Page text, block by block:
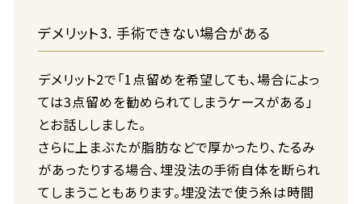
デメリット3. 手術できない場合がある
デメリット2で「1点留めを希望しても、場合によっ
ては3点留めを勧められてしまうケースがある」
とお話ししました。
さらに上まぶたが脂肪などで厚かったり、たるみ
があったりする場合、埋没法の手術自体を断られ
てしまうこともあります。埋没法で使う糸は時間